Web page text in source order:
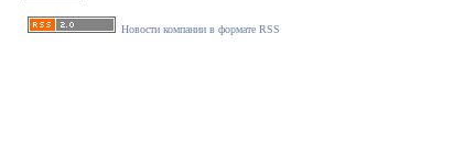
Новости компании в формате RSS